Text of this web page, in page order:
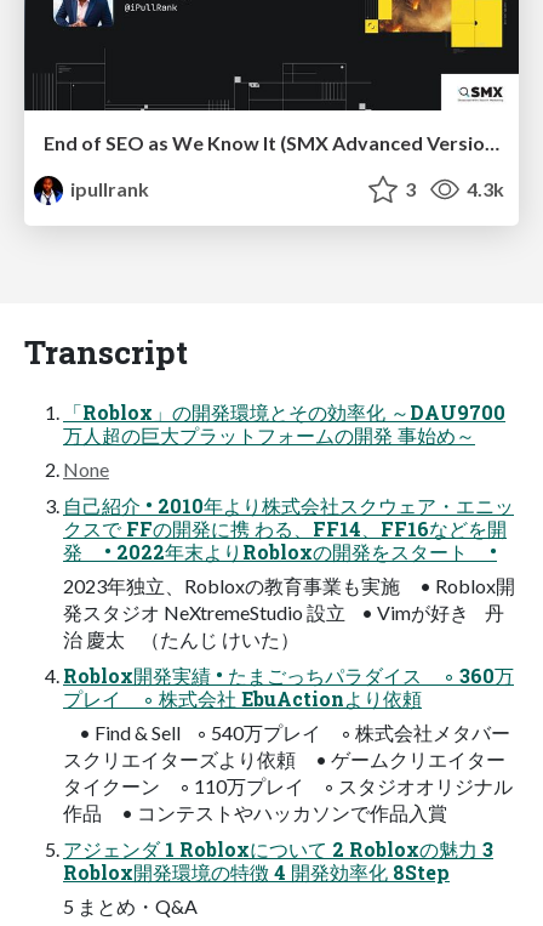
End of SEO as We Know It (SMX Advanced Version)
ipullrank
3 4.3k
Transcript
「Roblox」の開発環境とその効率化 ～DAU9700
万人超の巨大プラットフォームの開発 事始め～
None
自己紹介 • 2010年より株式会社スクウェア・エニッ
クスで FFの開発に携 わる、FF14、FF16などを開
発 • 2022年末よりRobloxの開発をスタート •
2023年独立、Robloxの教育事業も実施 • Roblox開
発スタジオ NeXtremeStudio 設立 • Vimが好き 丹
治 慶太 （たんじ けいた）
Roblox開発実績 • たまごっちパラダイス ◦ 360万
プレイ ◦ 株式会社 EbuActionより依頼
• Find & Sell ◦ 540万プレイ ◦ 株式会社メタバー
スクリエイターズより依頼 • ゲームクリエイター
タイクーン ◦ 110万プレイ ◦ スタジオオリジナル
作品 • コンテストやハッカソンで作品入賞
アジェンダ 1 Robloxについて 2 Robloxの魅力 3
Roblox開発環境の特徴 4 開発効率化 8Step
5 まとめ・Q&A